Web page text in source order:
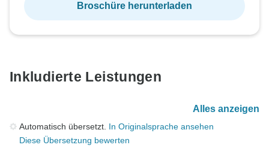
Broschüre herunterladen
Inkludierte Leistungen
Alles anzeigen
Automatisch übersetzt. In Originalsprache ansehen
Diese Übersetzung bewerten